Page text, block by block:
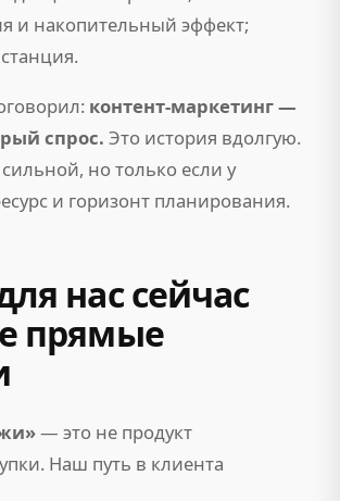
и накопительный эффект;
контент-маркетинг —
спрос. Это история вдолгую.
но только если у
и горизонт планирования.
нас сейчас
прямые
— это не продукт
Наш путь в клиента